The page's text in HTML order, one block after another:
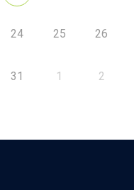
24 25 26
31 1 2